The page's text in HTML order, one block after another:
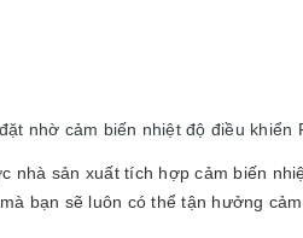
nhờ cảm biến nhiệt độ điều khiển
nhà sản xuất tích hợp cảm biến
bạn sẽ luôn có thể tận hưởng